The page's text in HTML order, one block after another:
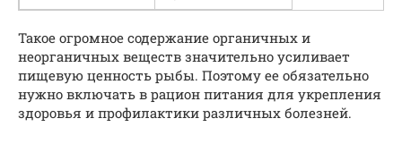
Такое огромное содержание органичных и
неорганичных веществ значительно усиливает
пищевую ценность рыбы. Поэтому ее обязательно
нужно включать в рацион питания для укрепления
здоровья и профилактики различных болезней.